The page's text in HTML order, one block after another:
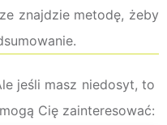
znajdzie metodę, żeby
jeśli masz niedosyt, to
Cię zainteresować: